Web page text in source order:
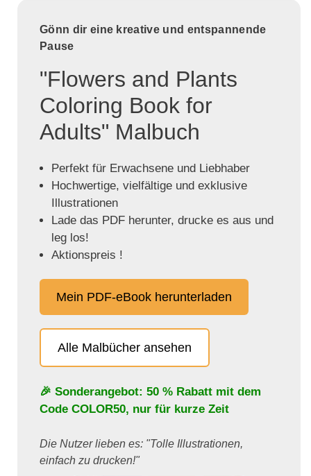
Gönn dir eine kreative und entspannende
Pause
"Flowers and Plants
Coloring Book for
Adults" Malbuch
Perfekt für Erwachsene und Liebhaber
Hochwertige, vielfältige und exklusive
Illustrationen
Lade das PDF herunter, drucke es aus und
leg los!
Aktionspreis !
Mein PDF-eBook herunterladen
Alle Malbücher ansehen
🎉 Sonderangebot: 50 % Rabatt mit dem
Code COLOR50, nur für kurze Zeit
Die Nutzer lieben es: "Tolle Illustrationen,
einfach zu drucken!"